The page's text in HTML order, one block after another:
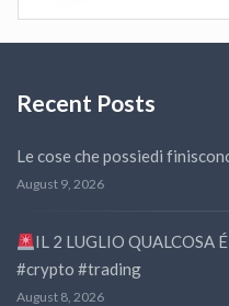
Recent Posts
Le cose che possiedi
August 9, 2026
IL 2 LUGLIO QUALCOSA
#crypto #trading
August 8, 2026